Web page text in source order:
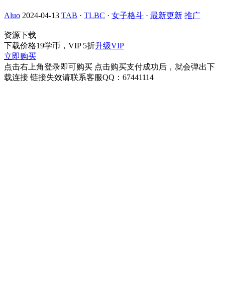
Aluo 2024-04-13 TAB · TLBC · 女子格斗 · 最新更新 推广
资源下载
下载价格19学币，VIP 5折升级VIP
立即购买
点击右上角登录即可购买 点击购买支付成功后，就会弹出下
载连接 链接失效请联系客服QQ：67441114